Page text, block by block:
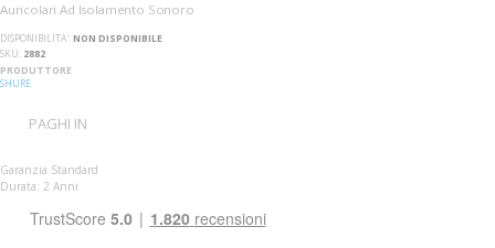
Auricolari Ad Isolamento Sonoro
DISPONIBILITA':NON DISPONIBILE
SKU 2882
PRODUTTORE
SHURE
PAGHI IN
Garanzia Standard
Durata: 2 Anni